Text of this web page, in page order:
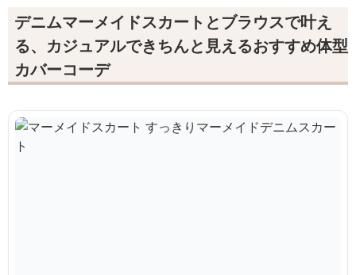
デニムマーメイドスカートとブラウスで叶え
る、カジュアルできちんと見えるおすすめ体型
カバーコーデ